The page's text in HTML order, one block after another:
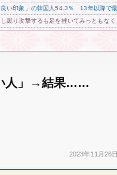
良い印象」の韓国人54.3％ 13年以降で
蹴り攻撃するも足を挫いてみっともな
い人」→結果……
2023年11月26日